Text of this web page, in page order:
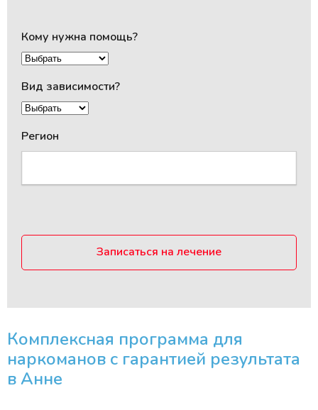
Кому нужна помощь?
Вид зависимости?
Регион
Записаться на лечение
Комплексная программа для
наркоманов с гарантией результата
в Анне